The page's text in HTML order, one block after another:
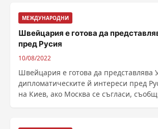
МЕЖДУНАРОДНИ
Швейцария е готова да
пред Русия
10/08/2022
Швейцария е готова да представлява
дипломатическите й интереси пред
на Киев, ако Москва се съгласи, съобщи